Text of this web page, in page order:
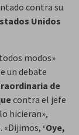
contra su
Unidos
modos»
un debate
de
contra el jefe
hicieran»,
«Dijimos, ‘Oye,